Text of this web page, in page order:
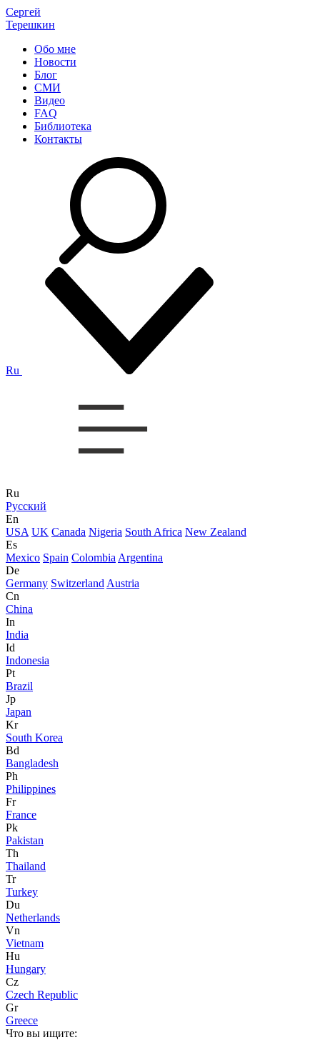
Сергей
Терешкин
Обо мне
Новости
Блог
СМИ
Видео
FAQ
Библиотека
Контакты
Ru
Ru
Русский
En
USA UK Canada Nigeria South Africa New Zealand
Es
Mexico Spain Colombia Argentina
De
Germany Switzerland Austria
Cn
China
In
India
Id
Indonesia
Pt
Brazil
Jp
Japan
Kr
South Korea
Bd
Bangladesh
Ph
Philippines
Fr
France
Pk
Pakistan
Th
Thailand
Tr
Turkey
Du
Netherlands
Vn
Vietnam
Hu
Hungary
Cz
Czech Republic
Gr
Greece
Что вы ищите: